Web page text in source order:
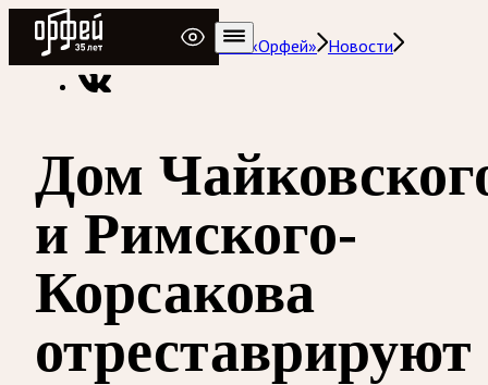
Радио Орфей
Радио классической музыки «Орфей» Новости
Дом
и Римского-
Корсакова
отреставрируют